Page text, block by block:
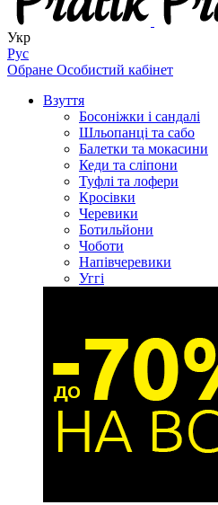
Укр
Рус
Обране Особистий кабінет
Взуття
Босоніжки і сандалі
Шльопанці та сабо
Балетки та мокасини
Кеди та сліпони
Туфлі та лофери
Кросівки
Черевики
Ботильйони
Чоботи
Напівчеревики
Уггі